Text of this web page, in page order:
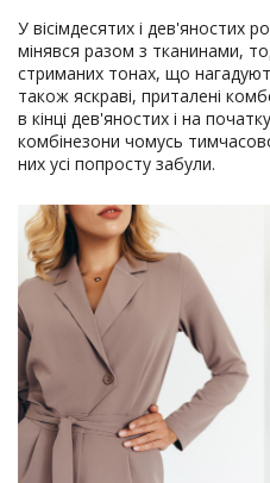
У вісімдесятих і дев'яностих
мінявся разом з тканинами,
стриманих тонах, що
також яскраві, приталені
в кінці дев'яностих і на
комбінезони чомусь
них усі попросту забули.